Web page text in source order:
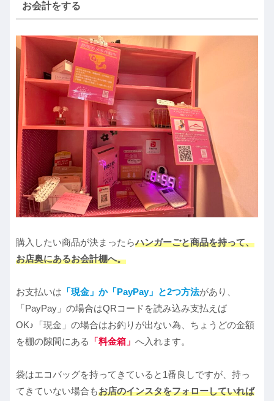
お会計をする
購入したい商品が決まったらハンガーごと商品を持って、
お店奥にあるお会計棚へ。
お支払いは 「現金」か「PayPay」 と2つ方法があり、
「PayPay」の場合はQRコードを読み込み支払えば
OK♪「現金」の場合はお釣りが出ない為、ちょうどの金額
を棚の隙間にある
「料金箱」 へ入れます。
袋はエコバッグを持ってきていると1番良しですが、持っ
てきていない場合もお店のインスタをフォローしていれば